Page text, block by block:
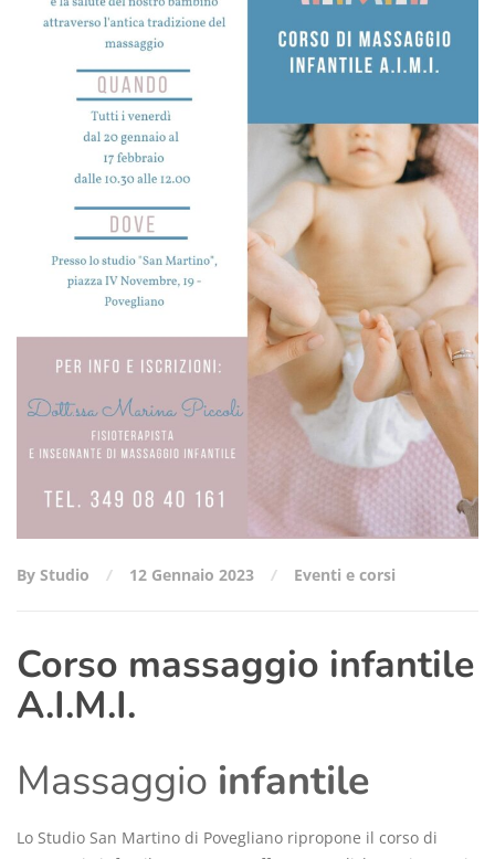
By Studio 12 Gennaio 2023 Eventi e corsi
Corso massaggio infantile
A.I.M.I.
Massaggio infantile
Lo Studio San Martino di Povegliano ripropone il corso di